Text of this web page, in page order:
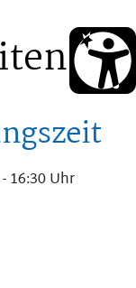
-16:30 Uhr